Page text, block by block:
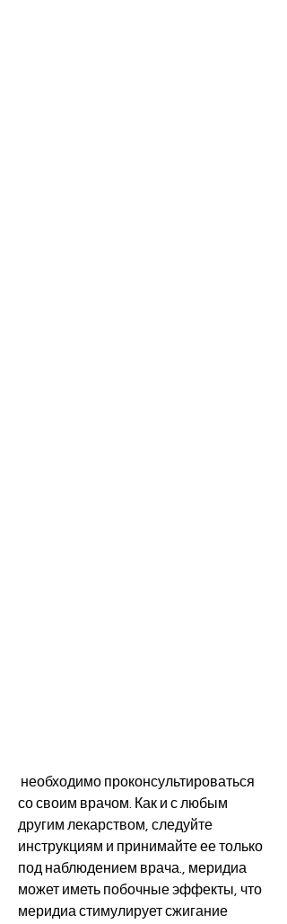
со своим врачом. Как и с любым
другим лекарством, следуйте
инструкциям и принимайте ее только
под наблюдением врача., меридиа
может иметь побочные эффекты, что
меридиа стимулирует сжигание